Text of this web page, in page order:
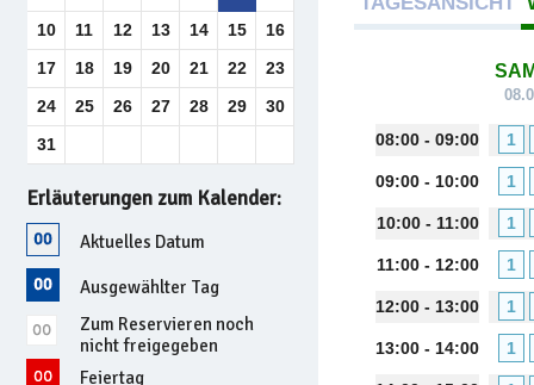
10
11 12 13 14 15
16
17
18 19 20 21 22
23
24
25 26 27 28 29
30
31
Erläuterungen zum Kalender:
Aktuelles Datum
Ausgewählter Tag
Zum Reservieren noch
nicht freigegeben
Feiertag
08:00 - 09:00 1
09:00 - 10:00 1
10:00 - 11:00 1
11:00 - 12:00 1
12:00 - 13:00 1
13:00 - 14:00 1